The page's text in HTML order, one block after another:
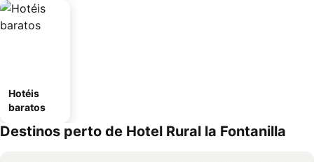
Hotéis
baratos
Destinos perto de Hotel Rural la Fontanilla